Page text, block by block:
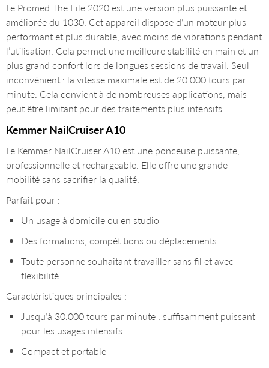
Le Promed The File 2020 est une version plus puissante et
améliorée du 1030. Cet appareil dispose d’un moteur plus
performant et plus durable, avec moins de vibrations pendant
l’utilisation. Cela permet une meilleure stabilité en main et un
plus grand confort lors de longues sessions de travail. Seul
inconvénient : la vitesse maximale est de 20.000 tours par
minute. Cela convient à de nombreuses applications, mais
peut être limitant pour des traitements plus intensifs.
Kemmer NailCruiser A10
Le Kemmer NailCruiser A10 est une ponceuse puissante,
professionnelle et rechargeable. Elle offre une grande
mobilité sans sacrifier la qualité.
Parfait pour :
Un usage à domicile ou en studio
Des formations, compétitions ou déplacements
Toute personne souhaitant travailler sans fil et avec
flexibilité
Caractéristiques principales :
Jusqu’à 30.000 tours par minute : suffisamment puissant
pour les usages intensifs
Compact et portable